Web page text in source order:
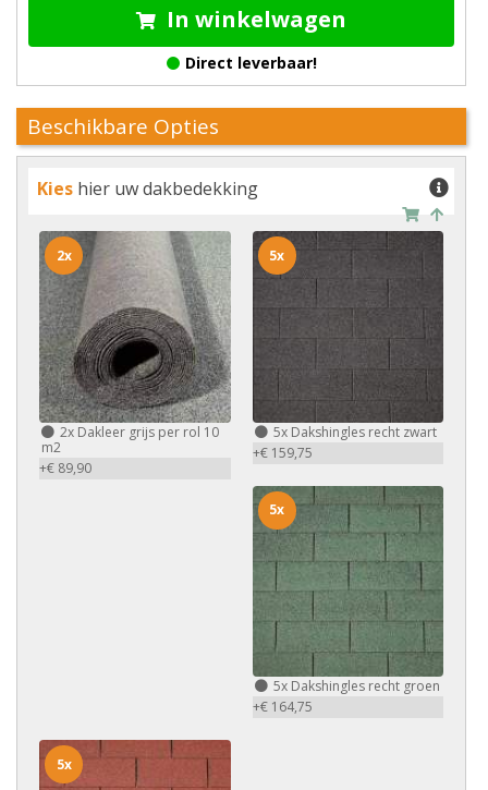
In winkelwagen
Direct leverbaar!
Beschikbare Opties
Kies hier uw dakbedekking
2x Dakleer grijs per rol 10
m2
+€ 89,90
2x
5xDakshingles recht zwart
+€ 159,75
5x
5xDakshingles recht groen
+€ 164,75
5x
5x